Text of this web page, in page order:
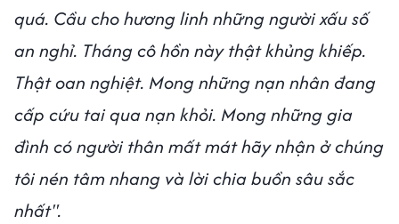
quá. Cầu cho hương linh những người xấu số
an nghỉ. Tháng cô hồn này thật khủng khiếp.
Thật oan nghiệt. Mong những nạn nhân đang
cấp cứu tai qua nạn khỏi. Mong những gia
đình có người thân mất mát hãy nhận ở chúng
tôi nén tâm nhang và lời chia buồn sâu sắc
nhất".